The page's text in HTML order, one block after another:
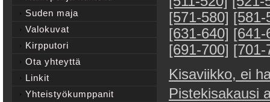
[571-580] [581-
[631-640] [641-
[691-700] [701-
Kisaviikko, ei
Pistekisakausi
Suden maja
Valokuvat
Kirpputori
Ota yhteyttä
Linkit
Yhteistyökumppanit